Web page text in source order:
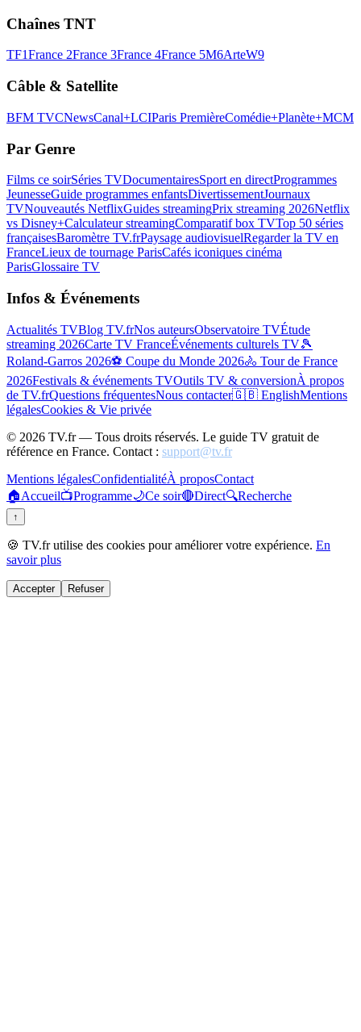
Chaînes TNT
TF1France 2France 3France 4France 5M6ArteW9
Câble & Satellite
BFM TVCNewsCanal+LCIParis PremièreComédie+Planète+MCM
Par Genre
Films ce soirSéries TVDocumentairesSport en directProgrammes
JeunesseGuide programmes enfantsDivertissementJournaux
TVNouveautés NetflixGuides streamingPrix streaming 2026Netflix
vs Disney+Calculateur streamingComparatif box TVTop 50 séries
françaisesBaromètre TV.frPaysage audiovisuelRegarder la TV en
FranceLieux de tournage ParisCafés iconiques cinéma
ParisGlossaire TV
Infos & Événements
Actualités TVBlog TV.frNos auteursObservatoire TVÉtude
streaming 2026Carte TV FranceÉvénements culturels TV🎾
Roland-Garros 2026⚽ Coupe du Monde 2026🚴 Tour de France
2026Festivals & événements TVOutils TV & conversionÀ propos
de TV.frQuestions fréquentesNous contacter🇬🇧 EnglishMentions
légalesCookies & Vie privée
© 2026 TV.fr — Tous droits réservés. Le guide TV gratuit de
référence en France. Contact : support@tv.fr
Mentions légalesConfidentialitéÀ proposContact
🏠Accueil📺Programme🌙Ce soir🔴Direct🔍Recherche
↑
🍪 TV.fr utilise des cookies pour améliorer votre expérience. En
savoir plus
Accepter Refuser